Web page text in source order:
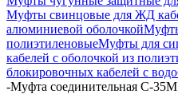
Муфты свинцовые для ЖД
алюминиевой оболочкой
полиэтиленовыеМуфты для
кабелей с оболочкой из
блокировочных кабелей с
-Муфта соединительная С-35М